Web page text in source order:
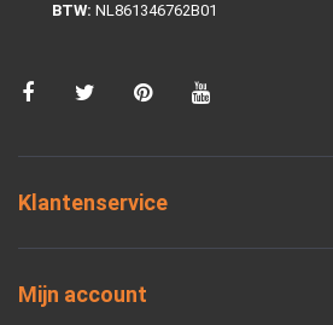
BTW: NL861346762B01
Klantenservice
Mijn account